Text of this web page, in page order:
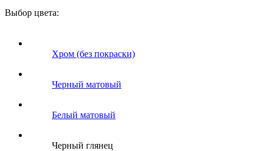
Выбор цвета:
Хром (без покраски)
Черный матовый
Белый матовый
Черный глянец